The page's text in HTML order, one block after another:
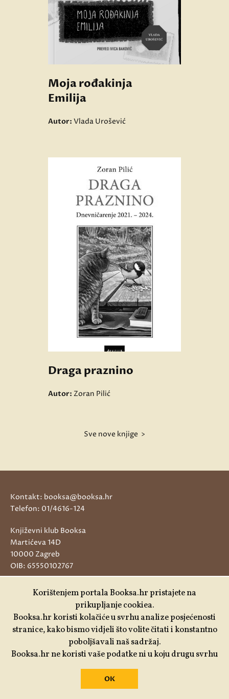
Moja rođakinja
Emilija
Autor: Vlada Urošević
Draga praznino
Autor: Zoran Pilić
Sve nove knjige >
Kontakt: booksa@booksa.hr
Telefon: 01/4616-124
Književni klub Booksa
Martićeva 14D
10000 Zagreb
OIB: 65550102767
vidi na mapi >
Od utorka do subote od 10 do 20h. Nedjeljom i
ponedjeljkom Booksa ne radi!
ENG
Korištenjem portala Booksa.hr pristajete na
prikupljanje cookiea.
Booksa.hr koristi kolačiće u svrhu analize posjećenosti
stranice, kako bismo vidjeli što volite čitati i konstantno
poboljšavali naš sadržaj.
Booksa.hr ne koristi vaše podatke ni u koju drugu svrhu
OK